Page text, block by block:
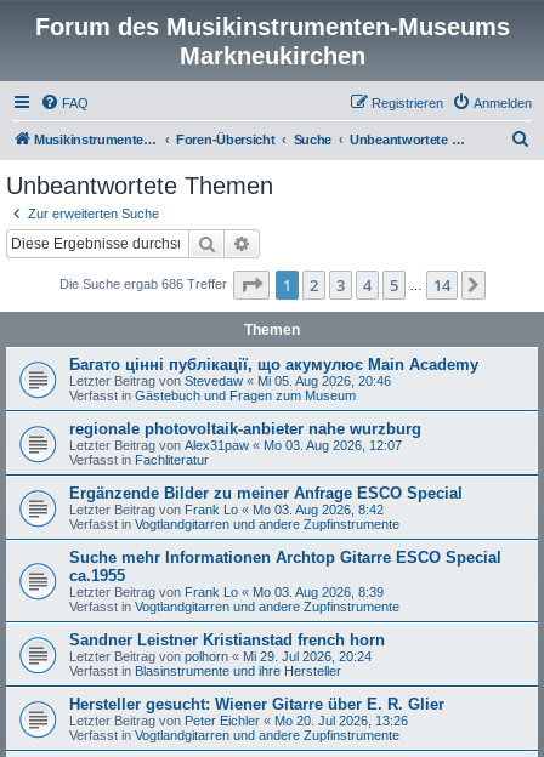
Forum des Musikinstrumenten-Museums
Markneukirchen
FAQ Anmelden
Registrieren
Musikinstrumenten-Museum Foren-Übersicht Suche Unbeantwortete Themen
Unbeantwortete Themen
Zur erweiterten Suche
Suche
Die Suche ergab 686 Treffer Seite 1von 14
1 2 3 4 5 14
Themen
Багато цінні публікації, що акумулює Main Academy
Letzter Beitrag von Stevedaw « Mi 05. Aug 2026, 20:46
Verfasst in Gästebuch und Fragen zum Museum
regionale photovoltaik-anbieter nahe wurzburg
Letzter Beitrag von Alex31paw « Mo 03. Aug 2026, 12:07
Verfasst in Fachliteratur
Ergänzende Bilder zu meiner Anfrage ESCO Special
Letzter Beitrag von Frank Lo « Mo 03. Aug 2026, 8:42
Verfasst in Vogtlandgitarren und andere Zupfinstrumente
Suche mehr Informationen Archtop Gitarre ESCO Special
ca.1955
Letzter Beitrag von Frank Lo « Mo 03. Aug 2026, 8:39
Verfasst in Vogtlandgitarren und andere Zupfinstrumente
Sandner Leistner Kristianstad french horn
Letzter Beitrag von polhorn « Mi 29. Jul 2026, 20:24
Verfasst in Blasinstrumente und ihre Hersteller
Hersteller gesucht: Wiener Gitarre über E. R. Glier
Letzter Beitrag von Peter Eichler « Mo 20. Jul 2026, 13:26
Verfasst in Vogtlandgitarren und andere Zupfinstrumente